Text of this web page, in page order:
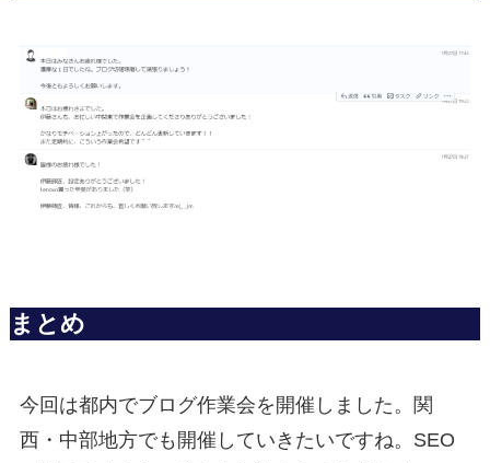
まとめ
今回は都内でブログ作業会を開催しました。関
西・中部地方でも開催していきたいですね。SEO